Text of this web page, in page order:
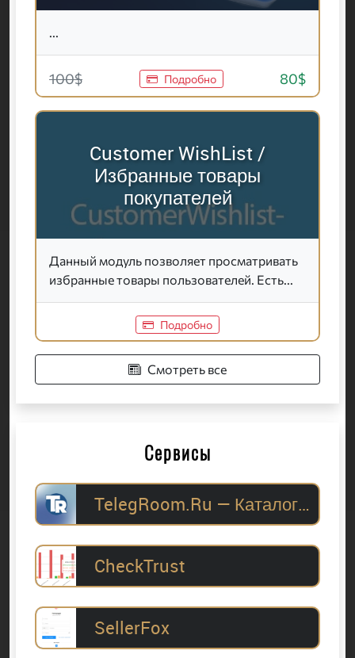
...
100$ Подробно 80$
Customer WishList /
Избранные товары
покупателей
Данный модуль позволяет просматривать
избранные товары пользователей. Есть...
Подробно
Смотреть все
Сервисы
TelegRoom.Ru — Каталог Telegram-каналов для
CheckTrust
SellerFox